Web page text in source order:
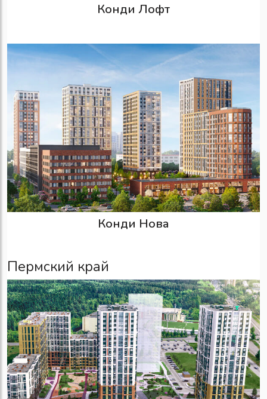
Конди Лофт
Конди Нова
Пермский край